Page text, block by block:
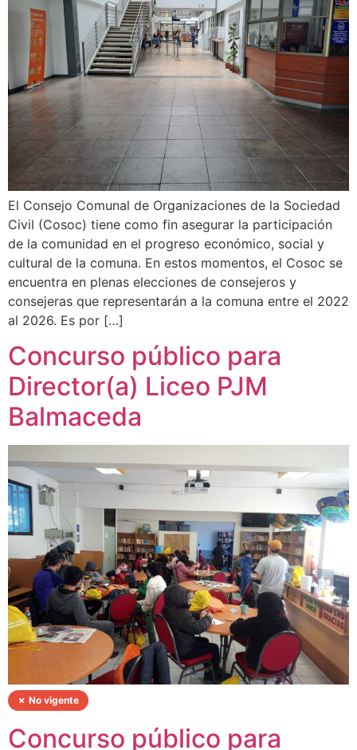
El Consejo Comunal de Organizaciones de la Sociedad
Civil (Cosoc) tiene como fin asegurar la participación
de la comunidad en el progreso económico, social y
cultural de la comuna. En estos momentos, el Cosoc se
encuentra en plenas elecciones de consejeros y
consejeras que representarán a la comuna entre el 2022
al 2026. Es por […]
Concurso público para
Director(a) Liceo PJM
Balmaceda
✗ No vigente
Concurso público para